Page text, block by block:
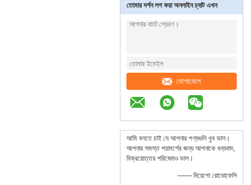
তোমার দর্শন লগ করা অনলাইন চ্যাট এখন
যোগাযোগ
আমি বলতে চাই যে আপনার পণ্যগুলি খুব ভাল।
আপনার সমস্ত পরামর্শের জন্য আপনাকে ধন্যবাদ,
বিক্রয়োত্তর পরিষেবাও ভাল।
—— দিয়েগো রোডোফেলি